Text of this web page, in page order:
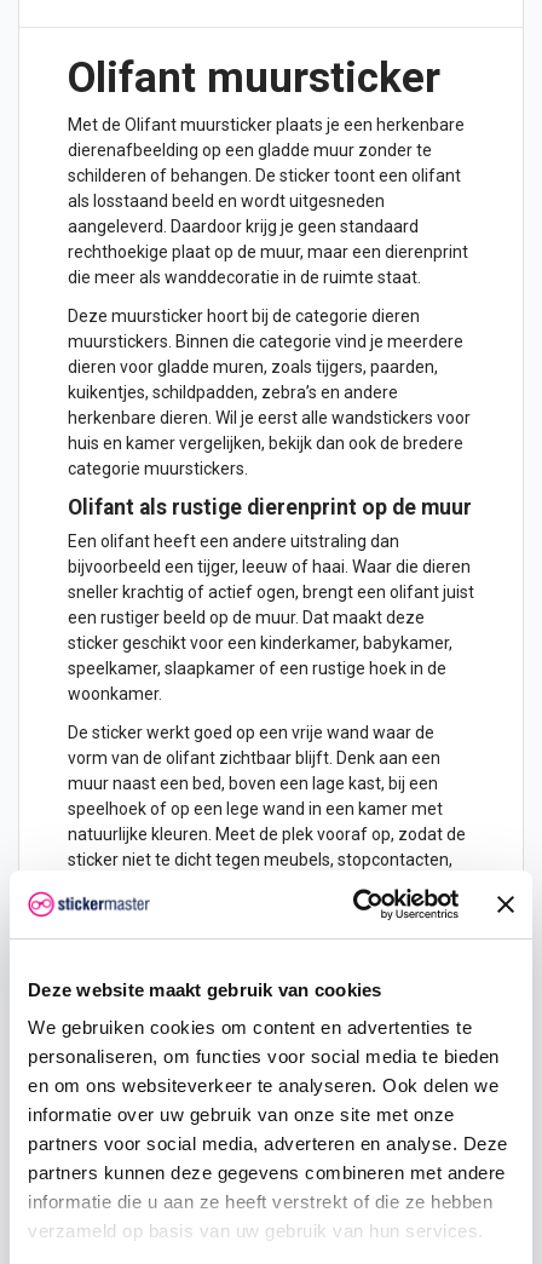
Deze website maakt gebruik van cookies
We gebruiken cookies om content en advertenties te
personaliseren, om functies voor social media te bieden
en om ons websiteverkeer te analyseren. Ook delen we
informatie over uw gebruik van onze site met onze
partners voor social media, adverteren en analyse. Deze
partners kunnen deze gegevens combineren met andere
informatie die u aan ze heeft verstrekt of die ze hebben
verzameld op basis van uw gebruik van hun services.
Olifant muursticker
Met de Olifant muursticker plaats je een herkenbare
dierenafbeelding op een gladde muur zonder te
schilderen of behangen. De sticker toont een olifant
als losstaand beeld en wordt uitgesneden
aangeleverd. Daardoor krijg je geen standaard
rechthoekige plaat op de muur, maar een dierenprint
die meer als wanddecoratie in de ruimte staat.
Deze muursticker hoort bij de categorie dieren
muurstickers . Binnen die categorie vind je meerdere
dieren voor gladde muren, zoals tijgers, paarden,
kuikentjes, schildpadden, zebra’s en andere
herkenbare dieren. Wil je eerst alle wandstickers voor
huis en kamer vergelijken, bekijk dan ook de bredere
categorie muurstickers
Olifant als rustige dierenprint op de muur
Een olifant heeft een andere uitstraling dan
bijvoorbeeld een tijger, leeuw of haai. Waar die dieren
sneller krachtig of actief ogen, brengt een olifant juist
een rustiger beeld op de muur. Dat maakt deze
sticker geschikt voor een kinderkamer, babykamer,
speelkamer, slaapkamer of een rustige hoek in de
woonkamer.
De sticker werkt goed op een vrije wand waar de
vorm van de olifant zichtbaar blijft. Denk aan een
muur naast een bed, boven een lage kast, bij een
speelhoek of op een lege wand in een kamer met
natuurlijke kleuren. Meet de plek vooraf op, zodat de
sticker niet te dicht tegen meubels, stopcontacten,
en 95 × 120 cm. Het kleinere formaat is geschikt
bestaande wandopstelling, bijvoorbeeld naast een
kast, boven een kinderbed of in een speelhoek. Het
grotere formaat is logischer wanneer de olifant echt
de blikvanger van de muur moet worden.
Kies het formaat op basis van de beschikbare ruimte
en de kijkafstand. Op een kleine wand kan een te
grote sticker druk ogen. Op een brede lege muur kan
een klein formaat juist wegvallen. Houd rondom de